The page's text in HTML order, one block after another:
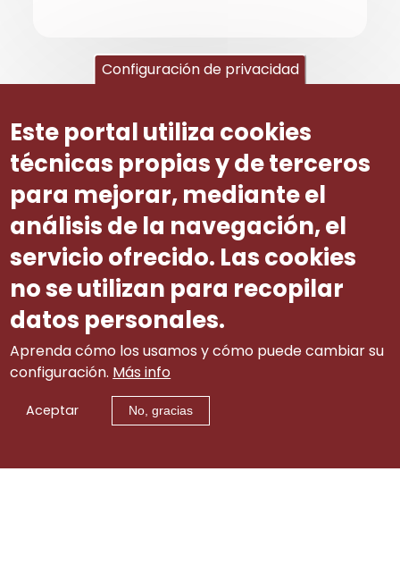
Igualdad
¿Qué es la CCAINC y como funciona?
Actividad de la CCAINC
Configuración de privacidad
Este portal utiliza cookies
técnicas propias y de terceros
para mejorar, mediante el
análisis de la navegación, el
servicio ofrecido. Las cookies
no se utilizan para recopilar
datos personales.
Aprenda cómo los usamos y cómo puede cambiar su
configuración. Más info
Aceptar No, gracias